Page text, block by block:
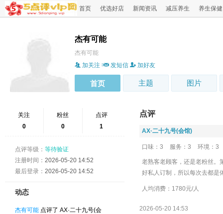
首页 优选好店 新闻资讯 减压养生 养生保健
杰有可能
杰有可能
加关注
发短信 加好友
首页 主题 图片
关注
0
粉丝
0
点评
1
点评等级： 等待验证
注册时间： 2026-05-20 14:52
最后登录： 2026-05-20 14:52
动态
杰有可能 点评了 ‌AX·二十九号(会
点评
‌AX·二十九号(会馆)
口味：3 服务：3 环境：3
老熟客老顾客，还是老粉丝。
好私人订制，所以每次去都是
人均消费：1780元/人
2026-05-20 14:53